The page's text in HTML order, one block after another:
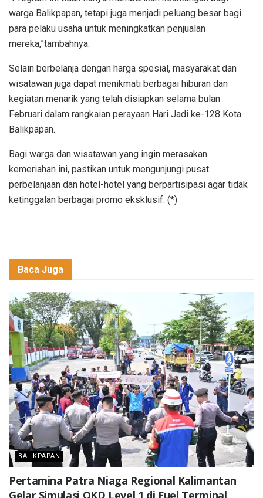
warga Balikpapan, tetapi juga menjadi peluang besar bagi
para pelaku usaha untuk meningkatkan penjualan
mereka,”tambahnya.
Selain berbelanja dengan harga spesial, masyarakat dan
wisatawan juga dapat menikmati berbagai hiburan dan
kegiatan menarik yang telah disiapkan selama bulan
Februari dalam rangkaian perayaan Hari Jadi ke-128 Kota
Balikpapan.
Bagi warga dan wisatawan yang ingin merasakan
kemeriahan ini, pastikan untuk mengunjungi pusat
perbelanjaan dan hotel-hotel yang berpartisipasi agar tidak
ketinggalan berbagai promo eksklusif. (*)
Baca Juga
BALIKPAPAN
Pertamina Patra Niaga Regional Kalimantan
Gelar Simulasi OKD Level 1 di Fuel Terminal